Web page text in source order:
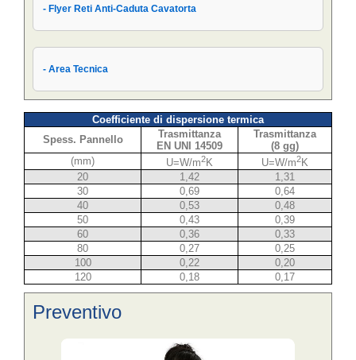
- Flyer Reti Anti-Caduta Cavatorta
- Area Tecnica
Coefficiente di dispersione termica
Spess. Pannello
Trasmittanza
EN UNI 14509
Trasmittanza
(8 gg)
(mm)
U=W/m2K U=W/m2K
20
1,42
1,31
30
0,69
0,64
40
0,53
0,48
50
0,43
0,39
60
0,36
0,33
80
0,27
0,25
100
0,22
0,20
120
0,18 0,17
Preventivo